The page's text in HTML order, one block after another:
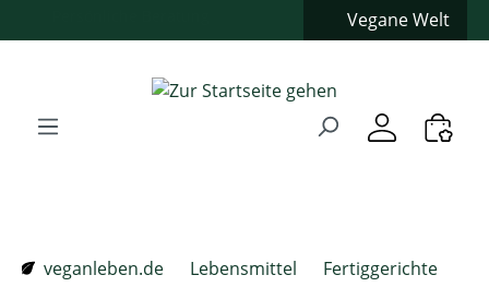
Zur Hauptnavigation springen
Vegane Welt
veganleben.de
Lebensmittel Fertiggerichte